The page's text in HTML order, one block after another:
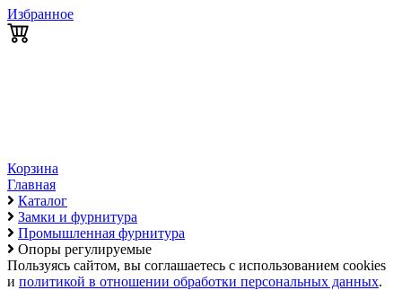
Избранное
Корзина
Главная
Каталог
Замки и фурнитура
Промышленная фурнитура
Опоры регулируемые
Пользуясь сайтом, вы соглашаетесь с использованием cookies
и политикой в отношении обработки персональных данных.